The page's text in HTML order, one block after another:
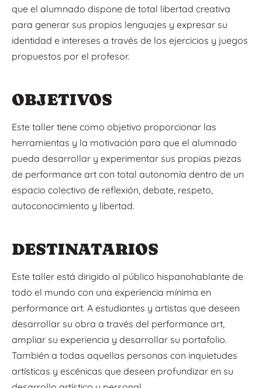
que el alumnado dispone de total libertad creativa
para generar sus propios lenguajes y expresar su
identidad e intereses a través de los ejercicios y juegos
propuestos por el profesor.
OBJETIVOS
Este taller tiene como objetivo proporcionar las
herramientas y la motivación para que el alumnado
pueda desarrollar y experimentar sus propias piezas
de performance art con total autonomía dentro de un
espacio colectivo de reflexión, debate, respeto,
autoconocimiento y libertad.
DESTINATARIOS
Este taller está dirigido al público hispanohablante de
todo el mundo con una experiencia mínima en
performance art. A estudiantes y artistas que deseen
desarrollar su obra a través del performance art,
ampliar su experiencia y desarrollar su portafolio.
También a todas aquellas personas con inquietudes
artísticas y escénicas que deseen profundizar en su